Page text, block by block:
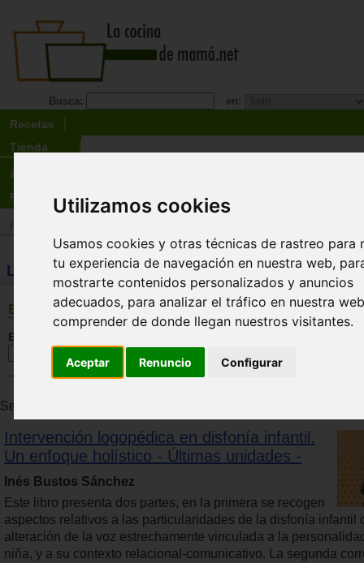
Utilizamos cookies
Usamos cookies y otras técnicas de rastreo para
tu experiencia de navegación en nuestra web,
mostrarte contenidos personalizados y anuncios
adecuados, para analizar el tráfico en nuestra
comprender de donde llegan nuestros visitantes.
Aceptar Renuncio Configurar
Busca: en:
Recetas
Tienda
Actualidad
Registro
LIBROS: ¡Promociones y liquidaciones!
BÚSQUEDA
En esta sección:
Se han encontrado 24 productos. Se muestran resultados del
Intervención logopédica en disfonía infantil.
Un enfoque holístico - Últimas unidades -
Inés Bustos Sánchez
Este libro presenta dos partes, en la primera se recogen
aspectos relativos a las particularidades de la disfonía infantil
alteración de la voz estrechamente vinculada a la
niña, y a su contexto relacional-comunicativo. La segunda